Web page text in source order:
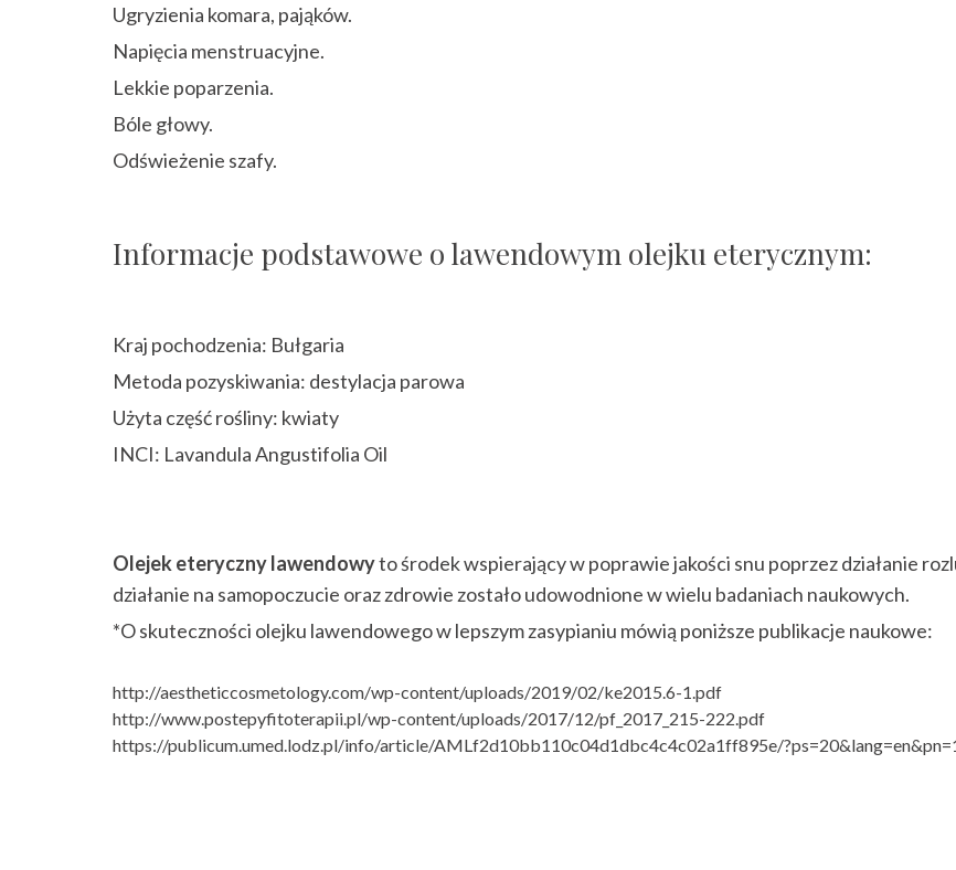
Ugryzienia komara, pająków.
Napięcia menstruacyjne.
Lekkie poparzenia.
Bóle głowy.
Odświeżenie szafy.
Informacje podstawowe o lawendowym olejku eterycznym:
Kraj pochodzenia: Bułgaria
Metoda pozyskiwania: destylacja parowa
Użyta część rośliny: kwiaty
INCI: Lavandula Angustifolia Oil
Olejek eteryczny lawendowyto środek wspierający w poprawie jakości snu poprzez działanie
działanie na samopoczucie oraz zdrowie zostało udowodnione w wielu badaniach naukowych.
*O skuteczności olejku lawendowego w lepszym zasypianiu mówią poniższe publikacje naukowe:
http://aestheticcosmetology.com/wp-content/uploads/2019/02/ke2015.6-1.pdf
http://www.postepyfitoterapii.pl/wp-content/uploads/2017/12/pf_2017_215-222.pdf
https://publicum.umed.lodz.pl/info/article/AMLf2d10bb110c04d1dbc4c4c02a1ff895e/